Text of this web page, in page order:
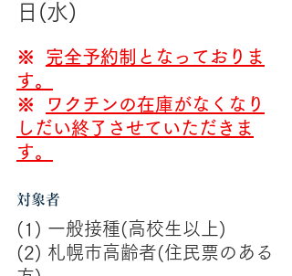
日(水)
※ 完全予約制となっておりま
す。
※
ワクチンの在庫がなくなり
しだい終了させていただきま
す。
対象者
(1) 一般接種(高校生以上)
(2) 札幌市高齢者(住民票のある